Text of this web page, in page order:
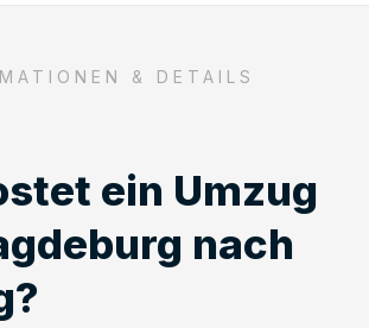
& DETAILS
ein Umzug
nach